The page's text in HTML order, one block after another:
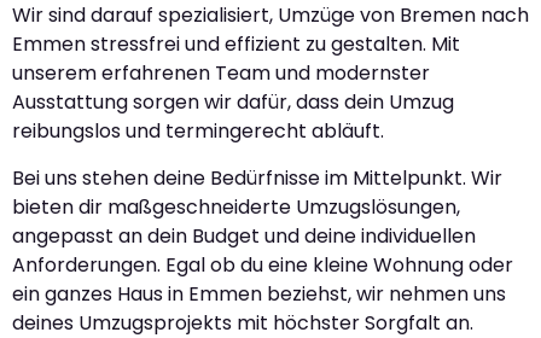
Wir sind darauf spezialisiert, Umzüge von Bremen nach
Emmen stressfrei und effizient zu gestalten. Mit
unserem erfahrenen Team und modernster
Ausstattung sorgen wir dafür, dass dein Umzug
reibungslos und termingerecht abläuft.
Bei uns stehen deine Bedürfnisse im Mittelpunkt. Wir
bieten dir maßgeschneiderte Umzugslösungen,
angepasst an dein Budget und deine individuellen
Anforderungen. Egal ob du eine kleine Wohnung oder
ein ganzes Haus in Emmen beziehst, wir nehmen uns
deines Umzugsprojekts mit höchster Sorgfalt an.